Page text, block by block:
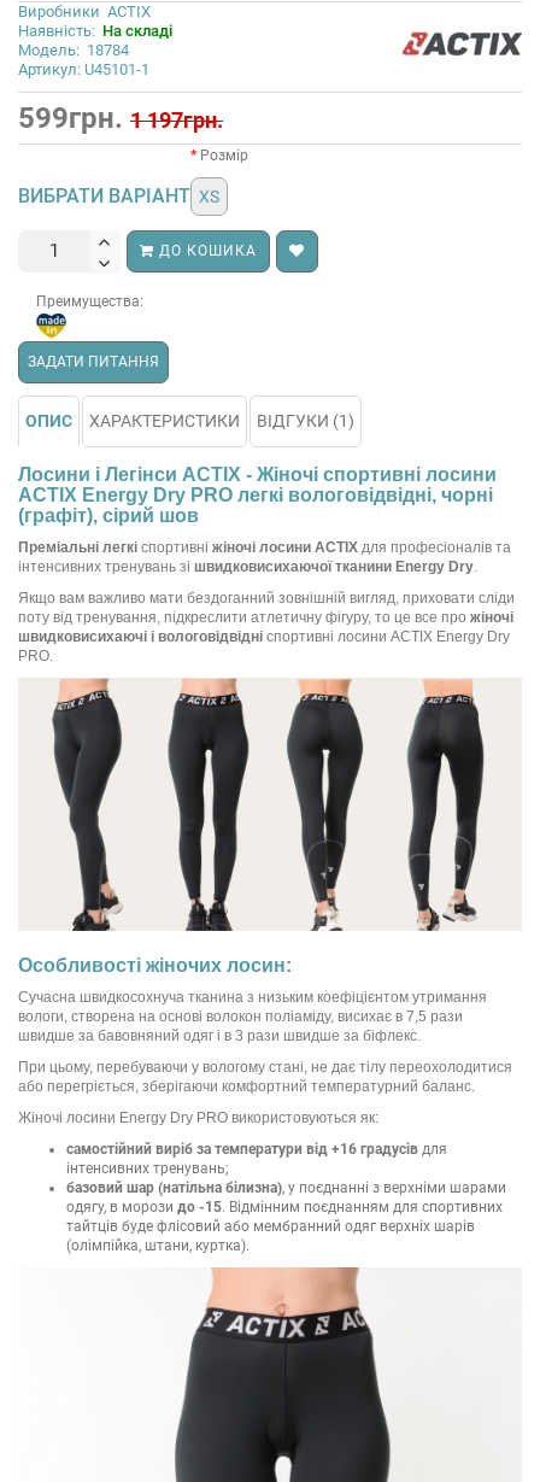
Виробники ACTIX
Наявність: На складі
Модель: 18784
Артикул: U45101-1
599грн. 1 197грн.
ВИБРАТИ ВАРІАНТ
Розмір
XS
ДО КОШИКА
Преимущества:
ЗАДАТИ ПИТАННЯ
ОПИС ХАРАКТЕРИСТИКИ ВІДГУКИ (1)
Лосини і Легінси ACTIX - Жіночі спортивні лосини
ACTIX Energy Dry PRO легкі вологовідвідні, чорні
(графіт), сірий шов
Преміальні легкі спортивні жіночі лосини ACTIX для професіоналів та
інтенсивних тренувань зі швидковисихаючої тканини Energy Dry.
Якщо вам важливо мати бездоганний зовнішній вигляд, приховати сліди
поту від тренування, підкреслити атлетичну фігуру, то це все про жіночі
швидковисихаючі і вологовідвідні спортивні лосини ACTIX Energy Dry
PRO.
Особливості жіночих лосин:
Сучасна швидкосохнуча тканина з низьким коефіцієнтом утримання
вологи, створена на основі волокон поліаміду, висихає в 7,5 рази
швидше за бавовняний одяг і в 3 рази швидше за біфлекс.
При цьому, перебуваючи у вологому стані, не дає тілу переохолодитися
або перегріється, зберігаючи комфортний температурний баланс.
Жіночі лосини Energy Dry PRO використовуються як:
самостійний виріб за температури від +16 градусів для
інтенсивних тренувань;
базовий шар (натільна білизна), у поєднанні з верхніми шарами
одягу, в морози до -15. Відмінним поєднанням для спортивних
тайтців буде флісовий або мембранний одяг верхніх шарів
(олімпійка, штани, куртка).